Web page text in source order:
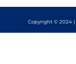
Copyright © 2024 |